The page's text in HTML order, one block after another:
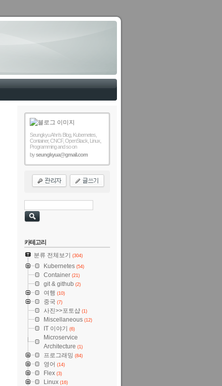
Seungkyu Ahn's Blog, Kubernetes,
Container, CNCF, OpenStack, Linux,
Programming and so on
byseungkyua@gmail.com
카테고리
분류 전체보기
(304)
Kubernetes (54)
Container (21)
git & github (2)
여행 (10)
중국 (7)
사진>>포토샵 (1)
Miscellaneous (12)
IT 이야기 (6)
Microservice
Architecture (1)
프로그래밍 (84)
영어 (14)
Flex (3)
Linux (16)